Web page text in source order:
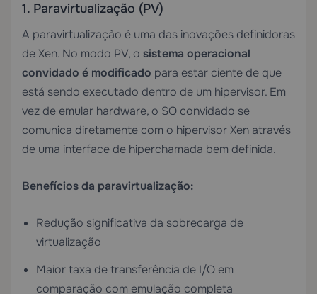
1. Paravirtualização (PV)
A paravirtualização é uma das inovações definidoras
de Xen. No modo PV, o sistema operacional
convidado é modificado para estar ciente de que
está sendo executado dentro de um hipervisor. Em
vez de emular hardware, o SO convidado se
comunica diretamente com o hipervisor Xen através
de uma interface de hiperchamada bem definida.
Benefícios da paravirtualização:
Redução significativa da sobrecarga de
virtualização
Maior taxa de transferência de I/O em
comparação com emulação completa